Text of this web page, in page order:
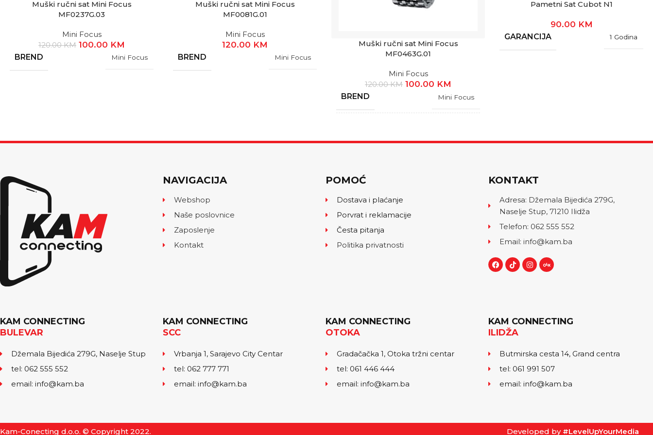
Muški ručni sat Mini Focus
MF0237G.03
Mini Focus
120.00KM 100.00 KM
BREND Mini Focus
Muški ručni sat Mini Focus
MF0081G.01
Mini Focus
120.00 KM
BREND Mini Focus
Muški ručni sat Mini Focus
MF0463G.01
Mini Focus
120.00KM 100.00 KM
BREND Mini Focus
Pametni Sat Cubot N1
90.00 KM
GARANCIJA 1 Godina
NAVIGACIJA
Webshop
Naše poslovnice
Zaposlenje
Kontakt
POMOĆ
Dostava i plaćanje
Porvrat i reklamacije
Česta pitanja
Politika privatnosti
KONTAKT
Adresa: Džemala Bijedića 279G,
Naselje Stup, 71210 Ilidža
Telefon: 062 555 552
Email: info@kam.ba
KAM CONNECTING
BULEVAR
Džemala Bijedića 279G, Naselje Stup
tel: 062 555 552
email: info@kam.ba
KAM CONNECTING
SCC
Vrbanja 1, Sarajevo City Centar
tel: 062 777 771
email: info@kam.ba
KAM CONNECTING
OTOKA
Gradačačka 1, Otoka tržni centar
tel: 061 446 444
email: info@kam.ba
KAM CONNECTING
ILIDŽA
Butmirska cesta 14, Grand centra
tel: 061 991 507
email: info@kam.ba
Kam-Conecting d.o.o. © Copyright 2022. Developed by #LevelUpYourMedia